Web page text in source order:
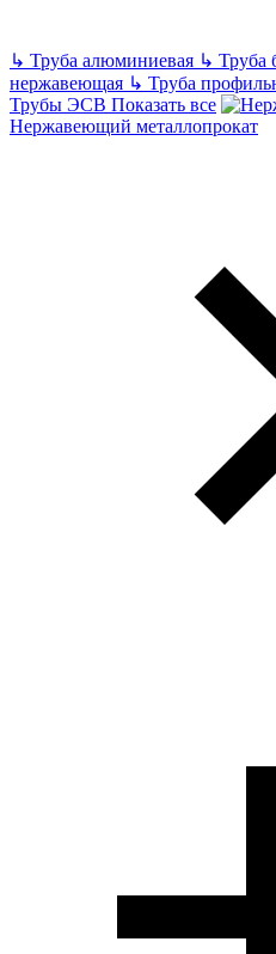
↳ Труба алюминиевая ↳ Труба
нержавеющая ↳ Труба
Трубы ЭСВ Показать все
Нержавеющий металлопрокат